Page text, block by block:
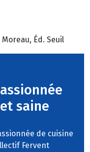
Éd. Seuil
saine
de cuisine
Fervent